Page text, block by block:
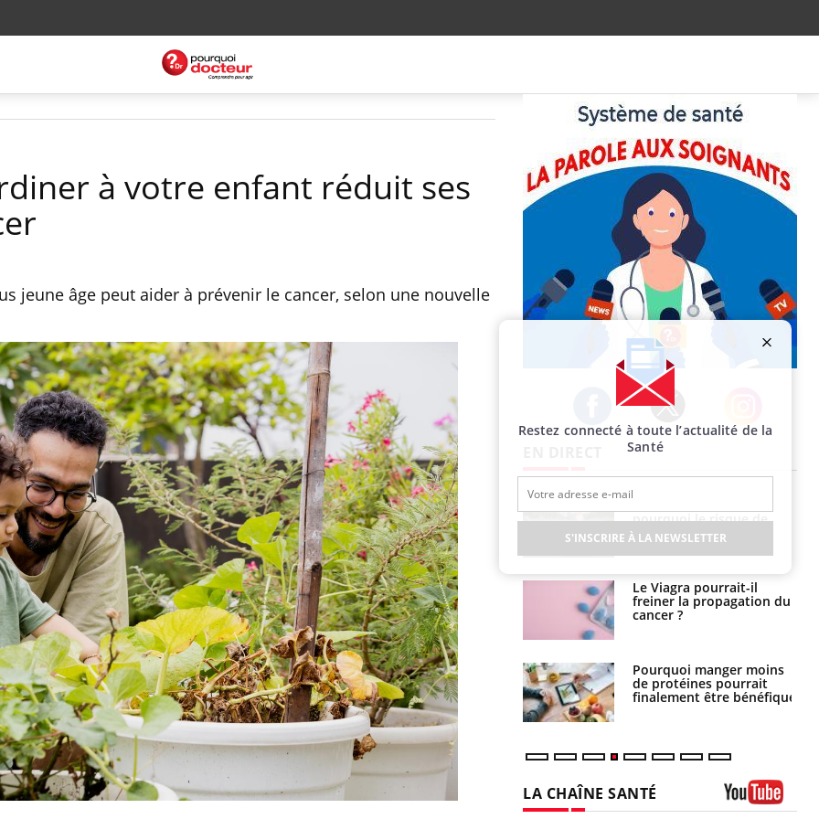
à votre enfant réduit ses
jeune âge peut aider à prévenir le cancer, selon une nouvelle
Facebook Twitter Instagram
La sieste empêche-t-elle
de dormir la nuit ?
VIH : la fin du comprimé
tous les jours se profile-t-
elle enfin ?
Pourquoi votre ventre
gâche-t-il les premiers
jours de vos vacances ?
pourquoi le risque de
noyade grimpe-t-il ?
Le Viagra pourrait-il
freiner la propagation du
cancer ?
Pourquoi manger moins
de protéines pourrait
finalement être bénéfique
que dit la science
Le smartphone nuit-il à
l'apprentissage de la
lecture ?
Mordue par une tique en
vacances, elle reste dans
le coma pendant 42 jours
LA CHAÎNE SANTÉ
Restez connecté à toute l’actualité de la
Santé
S'INSCRIRE À LA NEWSLETTER